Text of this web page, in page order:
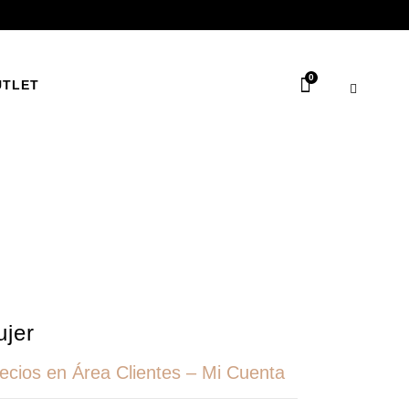
0
en Área Clientes – Mi Cuenta